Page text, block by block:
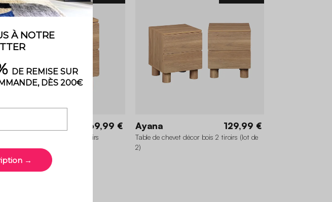
69,99 €
Table de chevet décor bois 2 tiroirs
Ayana 129,99 €
Table de chevet décor bois 2 tiroirs (lot de
2)